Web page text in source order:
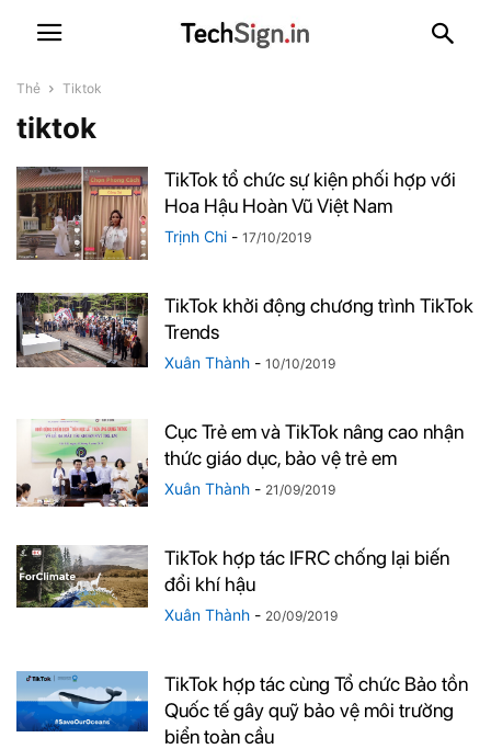
Thẻ Tiktok
tiktok
TikTok tổ chức sự kiện phối hợp với
Hoa Hậu Hoàn Vũ Việt Nam
Trịnh Chi - 17/10/2019
TikTok khởi động chương trình TikTok
Trends
Xuân Thành - 10/10/2019
Cục Trẻ em và TikTok nâng cao nhận
thức giáo dục, bảo vệ trẻ em
Xuân Thành - 21/09/2019
TikTok hợp tác IFRC chống lại biến
đổi khí hậu
Xuân Thành - 20/09/2019
TikTok hợp tác cùng Tổ chức Bảo tồn
Quốc tế gây quỹ bảo vệ môi trường
biển toàn cầu